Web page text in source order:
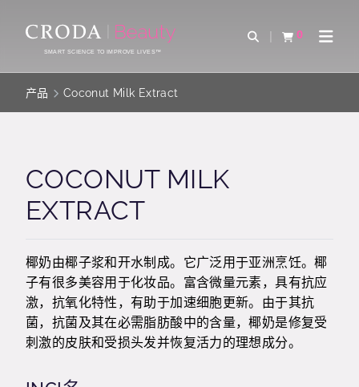
CONTENTSMART SCIENCE TO IMPROVE LIVES™
Open Search
0
查看购物车Open
产品 Coconut Milk Extract
COCONUT MILK
EXTRACT
椰奶由椰子浆和开水制成。它广泛用于亚洲烹饪。椰
子有很多美容用于化妆品。富含微量元素，具有抗应
激，抗氧化特性，有助于加速细胞更新。由于其抗
菌，抗菌及其在必需脂肪酸中的含量，椰奶是修复受
刺激的皮肤和受损头发并恢复活力的理想成分。